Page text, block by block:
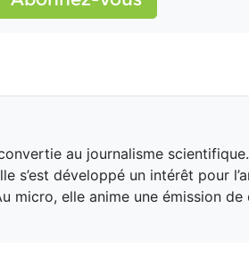
au journalisme
s’est développé un intérêt pour
micro, elle anime une émission